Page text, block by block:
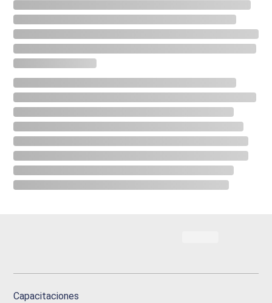
Capacitaciones